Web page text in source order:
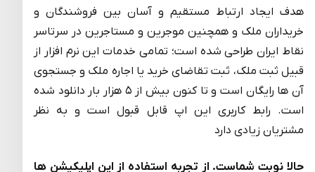
هدف ایجاد ارتباط مستقیم و آسان بین فروشندگان و
خریداران ملک و همچنین موجرین و مستاجرین در سرتاسر
نقاط ایران طراحی شده است؛ تمامی خدمات این نرم افزار از
قبیل ثبت ملک، ثبت تقاضای خرید یا اجاره ملک و جستجوی
آن ها رایگان است و تا کنون بیش از ۵ هزار بار دانلود شده
است. رابط کاربری این اپ قابل قبول است و به نظر
مشتریان زیادی دارد
حالا نوبت شماست. از تجربه استفاده از این اپلیکیشن ها